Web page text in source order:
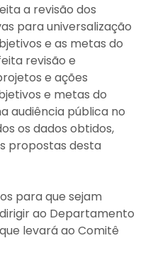
a revisão dos
para universalização
e as metas do
revisão e
e ações
e metas do
audiência pública no
os dados obtidos,
propostas desta
para que sejam
ao Departamento
levará ao Comitê